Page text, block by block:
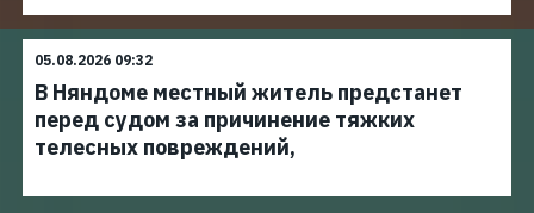
05.08.2026 09:32
В Няндоме местный житель предстанет
перед судом за причинение тяжких
телесных повреждений,